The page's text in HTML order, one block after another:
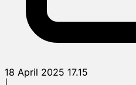
18 April 2025 17.15